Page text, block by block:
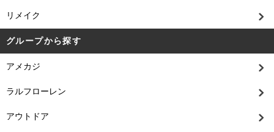
リメイク
グループから探す
アメカジ
ラルフローレン
アウトドア